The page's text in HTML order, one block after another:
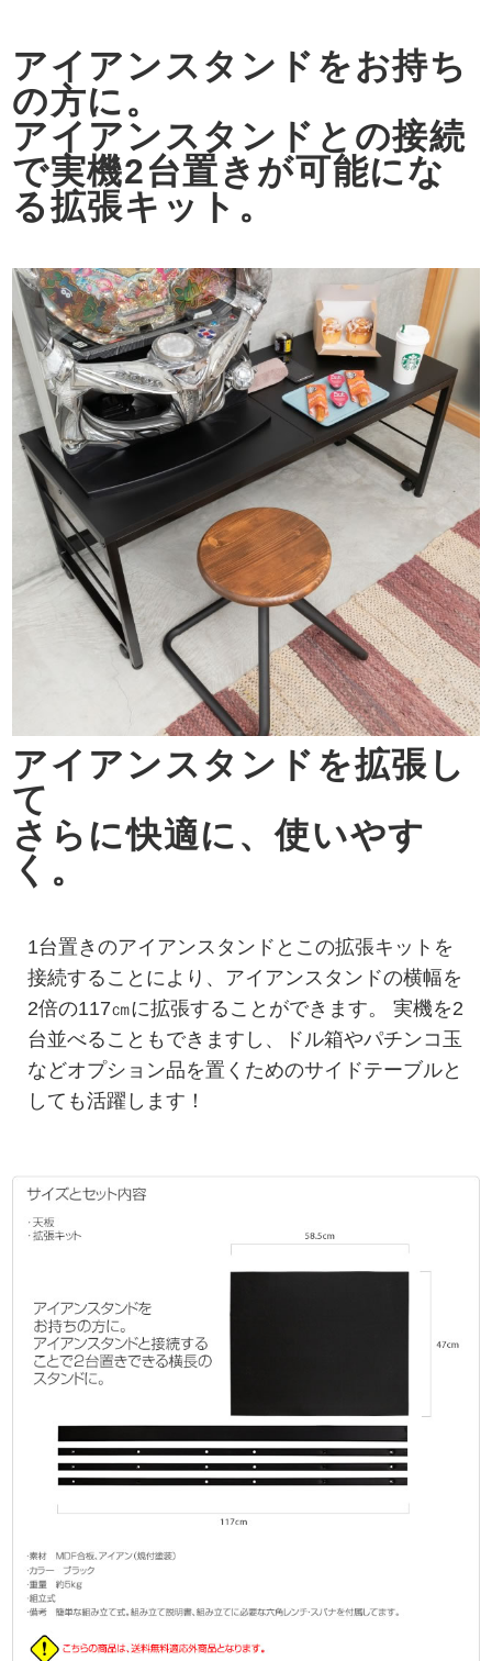
アイアンスタンドをお持ち
の方に。
アイアンスタンドとの接続
で実機2台置きが可能にな
る拡張キット。
アイアンスタンドを拡張し
て
さらに快適に、使いやす
く。
1台置きのアイアンスタンドとこの拡張キットを
接続することにより、アイアンスタンドの横幅を
2倍の117㎝に拡張することができます。 実機を2
台並べることもできますし、ドル箱やパチンコ玉
などオプション品を置くためのサイドテーブルと
しても活躍します！